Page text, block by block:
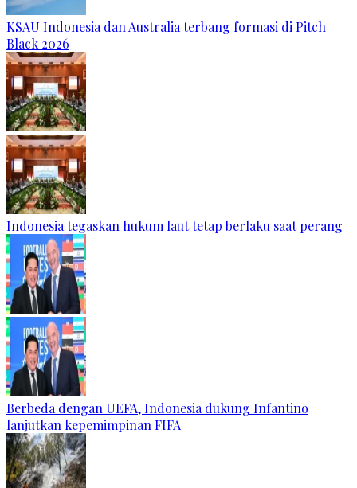
KSAU Indonesia dan Australia terbang formasi di Pitch
Black 2026
Indonesia tegaskan hukum laut tetap berlaku saat perang
Berbeda dengan UEFA, Indonesia dukung Infantino
lanjutkan kepemimpinan FIFA